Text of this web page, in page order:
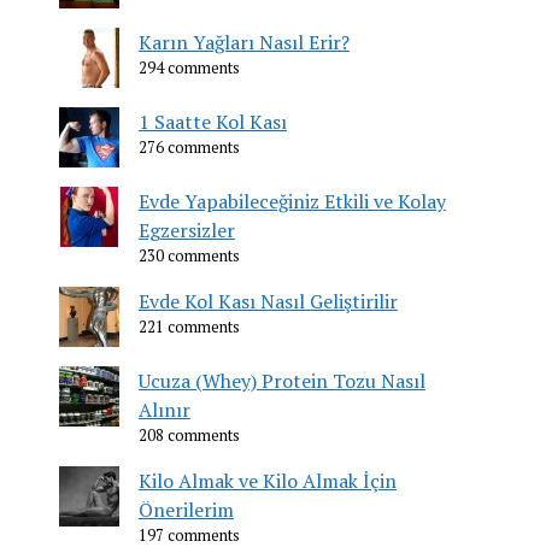
Karın Yağları Nasıl Erir?
294 comments
1 Saatte Kol Kası
276 comments
Evde Yapabileceğiniz Etkili ve Kolay
Egzersizler
230 comments
Evde Kol Kası Nasıl Geliştirilir
221 comments
Ucuza (Whey) Protein Tozu Nasıl
Alınır
208 comments
Kilo Almak ve Kilo Almak İçin
Önerilerim
197 comments